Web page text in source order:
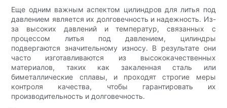
Еще одним важным аспектом цилиндров для литья под
давлением является их долговечность и надежность. Из-
за высоких давлений и температур, связанных с
процессом литья под давлением, цилиндры
подвергаются значительному износу. В результате они
часто изготавливаются из высококачественных
материалов, таких как закаленная сталь или
биметаллические сплавы, и проходят строгие меры
контроля качества, чтобы гарантировать их
производительность и долговечность.